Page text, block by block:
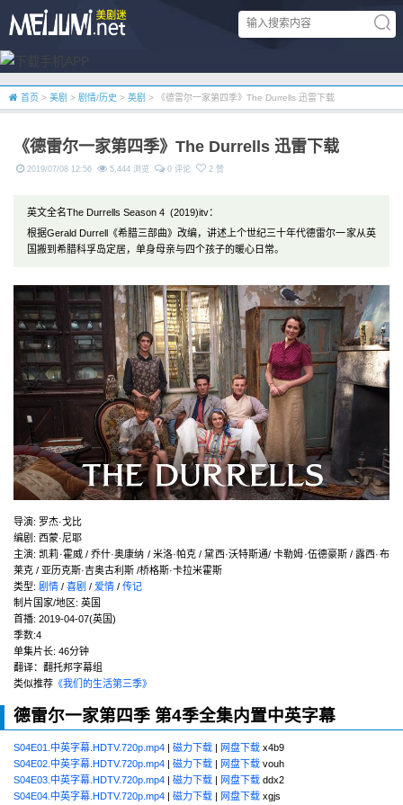
首页 > 美剧 > 剧情/历史 > 英剧 > 《德雷尔一家第四季》The Durrells 迅雷下载
《德雷尔一家第四季》The Durrells 迅雷下载
2019/07/08 12:56 5,444 浏览 0 评论 2 赞
英文全名The Durrells Season 4 (2019)itv：
根据Gerald Durrell《希腊三部曲》改编，讲述上个世纪三十年代德雷尔一家从英
国搬到希腊科孚岛定居，单身母亲与四个孩子的暖心日常。
导演: 罗杰·戈比
编剧 : 西蒙·尼耶
主演: 凯莉·霍威 / 乔什·奥康纳 / 米洛·帕克 / 黛西·沃特斯通/ 卡勒姆·伍德豪斯 / 露西·布
莱克 / 亚历克斯·吉奥古利斯 /桥格斯·卡拉米霍斯
类型: 剧情 / 喜剧 / 爱情 / 传记
制片国家/地区: 英国
首播: 2019-04-07(英国)
季数:4
单集片长: 46分钟
翻译：翻托邦字幕组
类似推荐 《我们的生活第三季》
德雷尔一家第四季 第4季全集内置中英字幕
S04E01.中英字幕.HDTV.720p.mp4 | 磁力下载 | 网盘下载 x4b9
S04E02.中英字幕.HDTV.720p.mp4 | 磁力下载 | 网盘下载 vouh
S04E03.中英字幕.HDTV.720p.mp4 | 磁力下载 | 网盘下载 ddx2
S04E04.中英字幕.HDTV.720p.mp4 | 磁力下载 | 网盘下载 xgjs